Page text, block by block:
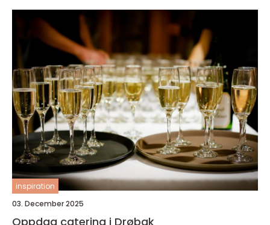
inspiration
03. December 2025
Oppdag catering i Drøbak